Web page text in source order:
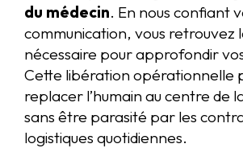
du médecin. En nous confiant
communication, vous retrouvez
nécessaire pour approfondir
Cette libération opérationnelle
replacer l’humain au centre de
sans être parasité par les
logistiques quotidiennes.